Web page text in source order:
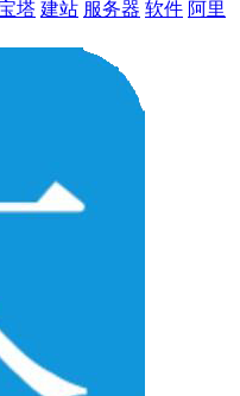
塔 建站 服务器 软件 阿里